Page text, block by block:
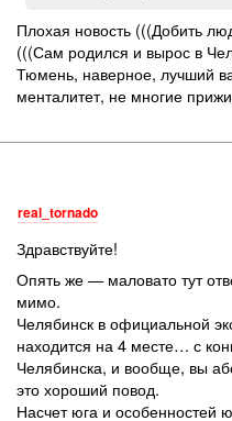
Плохая новость (((Добить
(((Сам родился и вырос в
Тюмень, наверное, лучший
менталитет, не многие
real_tornado
Здравствуйте!
Опять же — маловато тут
мимо.
Челябинск в официальной
находится на 4 месте… с
Челябинска, и вообще, вы
это хороший повод.
Насчет юга и особенностей